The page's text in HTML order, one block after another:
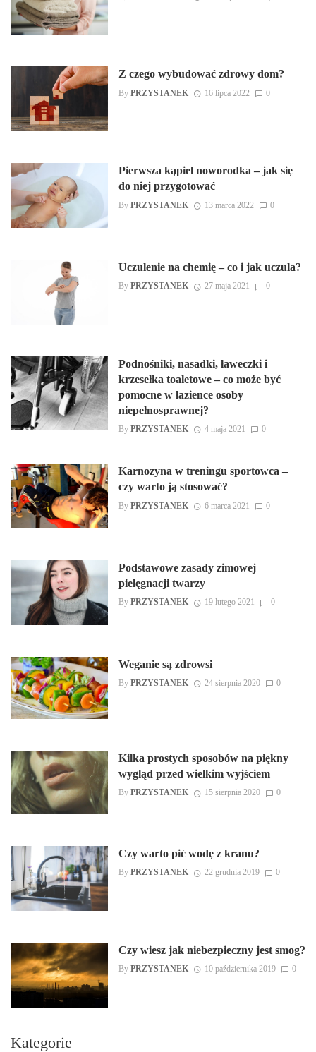
Z czego wybudować zdrowy dom?
By PRZYSTANEK 16 lipca 2022 0
Pierwsza kąpiel noworodka – jak się
do niej przygotować
By PRZYSTANEK 13 marca 2022 0
Uczulenie na chemię – co i jak uczula?
By PRZYSTANEK 27 maja 2021 0
Podnośniki, nasadki, ławeczki i
krzesełka toaletowe – co może być
pomocne w łazience osoby
niepełnosprawnej?
By PRZYSTANEK 4 maja 2021 0
Karnozyna w treningu sportowca –
czy warto ją stosować?
By PRZYSTANEK 6 marca 2021 0
Podstawowe zasady zimowej
pielęgnacji twarzy
By PRZYSTANEK 19 lutego 2021 0
Weganie są zdrowsi
By PRZYSTANEK 24 sierpnia 2020 0
Kilka prostych sposobów na piękny
wygląd przed wielkim wyjściem
By PRZYSTANEK 15 sierpnia 2020 0
Czy warto pić wodę z kranu?
By PRZYSTANEK 22 grudnia 2019 0
Czy wiesz jak niebezpieczny jest smog?
By PRZYSTANEK 10 października 2019 0
Kategorie